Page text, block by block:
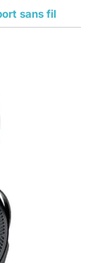
sans fil